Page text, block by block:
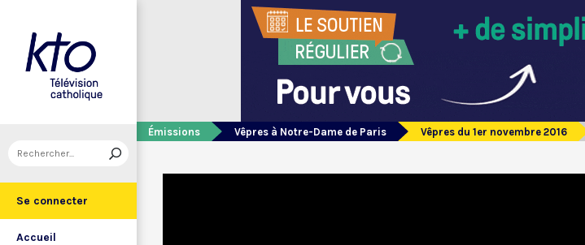
Se connecter
Accueil
Émissions Vêpres à Notre-Dame de Paris Vêpres du 1er novembre 2016